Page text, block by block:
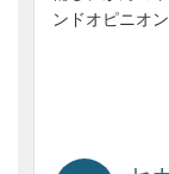
ンドオピニオ